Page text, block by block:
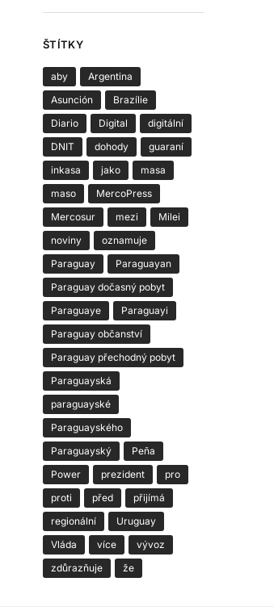
ŠTÍTKY
aby
Argentina
Asunción
Brazílie
Diario
Digital
digitální
DNIT
dohody
guaraní
inkasa
jako
masa
maso
MercoPress
Mercosur
mezi
Milei
noviny
oznamuje
Paraguay
Paraguayan
Paraguay dočasný pobyt
Paraguaye
Paraguayi
Paraguay občanství
Paraguay přechodný pobyt
Paraguayská
paraguayské
Paraguayského
Paraguayský
Peña
Power
prezident
pro
proti
před
přijímá
regionální
Uruguay
Vláda
více
vývoz
zdůrazňuje
že